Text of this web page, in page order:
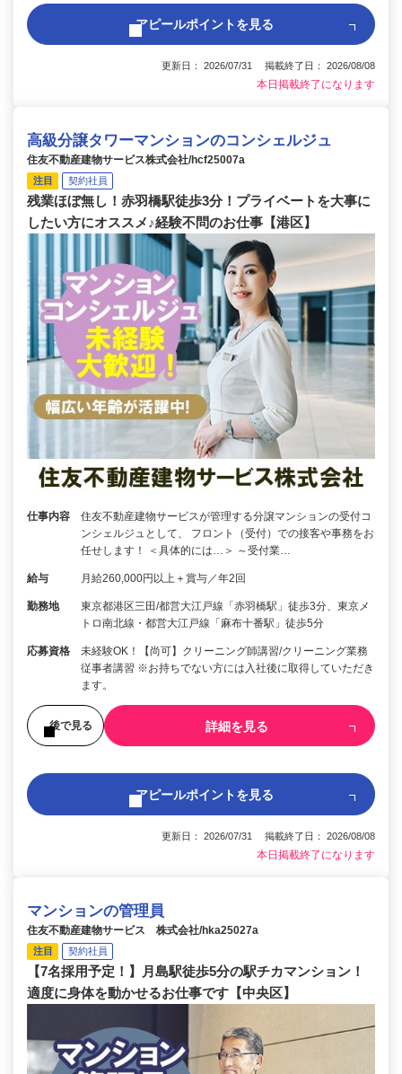
アピールポイントを見る
更新日： 2026/07/31 掲載終了日： 2026/08/08
本日掲載終了になります
高級分譲タワーマンションのコンシェルジュ
住友不動産建物サービス株式会社/hcf25007a
注目 契約社員
残業ほぼ無し！赤羽橋駅徒歩3分！プライベートを大事に
したい方にオススメ♪経験不問のお仕事【港区】
仕事内容
住友不動産建物サービスが管理する分譲マンションの受付コ
ンシェルジュとして、 フロント（受付）での接客や事務をお
任せします！ ＜具体的には…＞ ～受付業…
給与 月給260,000円以上＋賞与／年2回
勤務地
東京都港区三田/都営大江戸線「赤羽橋駅」徒歩3分、東京メ
トロ南北線・都営大江戸線「麻布十番駅」徒歩5分
応募資格
未経験OK！【尚可】クリーニング師講習/クリーニング業務
従事者講習 ※お持ちでない方には入社後に取得していただき
ます。
後で見る 詳細を見る
アピールポイントを見る
更新日： 2026/07/31 掲載終了日： 2026/08/08
本日掲載終了になります
マンションの管理員
住友不動産建物サービス 株式会社/hka25027a
注目 契約社員
【7名採用予定！】月島駅徒歩5分の駅チカマンション！
適度に身体を動かせるお仕事です【中央区】